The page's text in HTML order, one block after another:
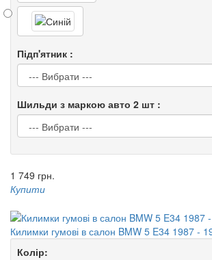
Підп'ятник :
Шильди з маркою авто 2 шт :
1 749 грн.
Купити
Килимки гумові в салон BMW 5 E34 1987 -
Колір: